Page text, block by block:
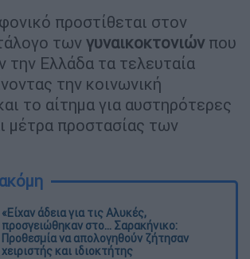
προστίθεται στον
των γυναικοκτονιών που
την Ελλάδα τα τελευταία
την κοινωνική
το αίτημα για αυστηρότερες
μέτρα προστασίας των
«Είχαν άδεια για τις Αλυκές,
προσγειώθηκαν στο... Σαρακήνικο:
Προθεσμία να απολογηθούν ζήτησαν
χειριστής και ιδιοκτήτης